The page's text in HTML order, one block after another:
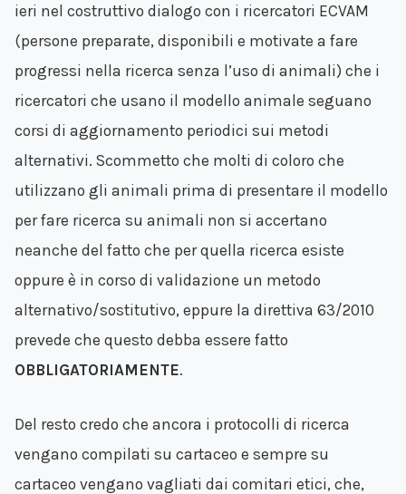
ieri nel costruttivo dialogo con i ricercatori ECVAM
(persone preparate, disponibili e motivate a fare
progressi nella ricerca senza l’uso di animali) che i
ricercatori che usano il modello animale seguano
corsi di aggiornamento periodici sui metodi
alternativi. Scommetto che molti di coloro che
utilizzano gli animali prima di presentare il modello
per fare ricerca su animali non si accertano
neanche del fatto che per quella ricerca esiste
oppure è in corso di validazione un metodo
alternativo/sostitutivo, eppure la direttiva 63/2010
prevede che questo debba essere fatto
OBBLIGATORIAMENTE.
Del resto credo che ancora i protocolli di ricerca
vengano compilati su cartaceo e sempre su
cartaceo vengano vagliati dai comitari etici, che,